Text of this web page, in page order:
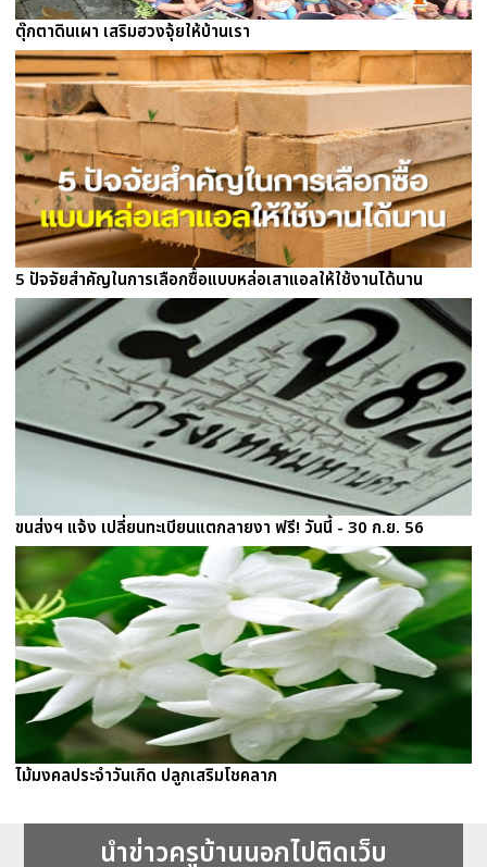
ตุ๊กตาดินเผา เสริมฮวงจุ้ยให้บ้านเรา
5 ปัจจัยสำคัญในการเลือกซื้อแบบหล่อเสาแอลให้ใช้งานได้นาน
ขนส่งฯ แจ้ง เปลี่ยนทะเบียนแตกลายงา ฟรี! วันนี้ - 30 ก.ย. 56
ไม้มงคลประจำวันเกิด ปลูกเสริมโชคลาภ
นำข่าวครูบ้านนอกไปติดเว็บ